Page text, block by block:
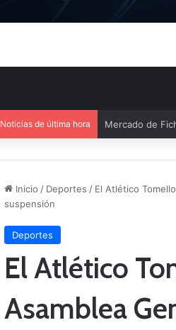
Noticias de última hora El CB
Inicio / Deportes / El Atlético
suspensión
Deportes
El Atlético
Asamblea